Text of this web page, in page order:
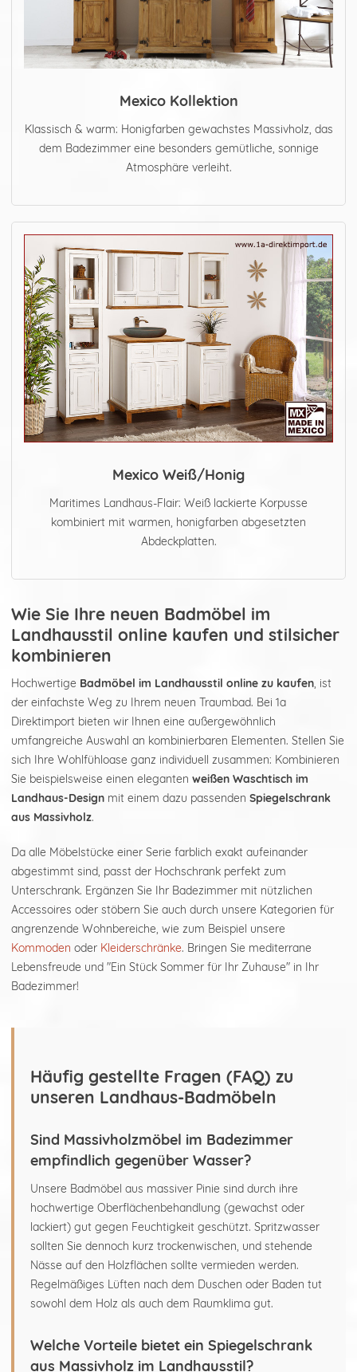
Mexico Kollektion
Klassisch & warm: Honigfarben gewachstes Massivholz, das
dem Badezimmer eine besonders gemütliche, sonnige
Atmosphäre verleiht.
Mexico Weiß/Honig
Maritimes Landhaus-Flair: Weiß lackierte Korpusse
kombiniert mit warmen, honigfarben abgesetzten
Abdeckplatten.
Wie Sie Ihre neuen Badmöbel im
Landhausstil online kaufen und stilsicher
kombinieren
Hochwertige Badmöbel im Landhausstil online zu kaufen, ist
der einfachste Weg zu Ihrem neuen Traumbad. Bei 1a
Direktimport bieten wir Ihnen eine außergewöhnlich
umfangreiche Auswahl an kombinierbaren Elementen. Stellen Sie
sich Ihre Wohlfühloase ganz individuell zusammen: Kombinieren
Sie beispielsweise einen eleganten weißen Waschtisch im
Landhaus-Design mit einem dazu passenden Spiegelschrank
aus Massivholz.
Da alle Möbelstücke einer Serie farblich exakt aufeinander
abgestimmt sind, passt der Hochschrank perfekt zum
Unterschrank. Ergänzen Sie Ihr Badezimmer mit nützlichen
Accessoires oder stöbern Sie auch durch unsere Kategorien für
angrenzende Wohnbereiche, wie zum Beispiel unsere
Kommoden oder Kleiderschränke. Bringen Sie mediterrane
Lebensfreude und "Ein Stück Sommer für Ihr Zuhause" in Ihr
Badezimmer!
Häufig gestellte Fragen (FAQ) zu
unseren Landhaus-Badmöbeln
Sind Massivholzmöbel im Badezimmer
empfindlich gegenüber Wasser?
Unsere Badmöbel aus massiver Pinie sind durch ihre
hochwertige Oberflächenbehandlung (gewachst oder
lackiert) gut gegen Feuchtigkeit geschützt. Spritzwasser
sollten Sie dennoch kurz trockenwischen, und stehende
Nässe auf den Holzflächen sollte vermieden werden.
Regelmäßiges Lüften nach dem Duschen oder Baden tut
sowohl dem Holz als auch dem Raumklima gut.
Welche Vorteile bietet ein Spiegelschrank
aus Massivholz im Landhausstil?